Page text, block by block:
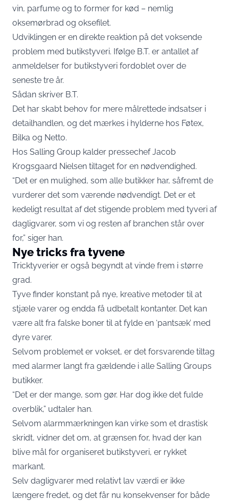
vin, parfume og to former for kød – nemlig
oksemørbrad og oksefilet.
Udviklingen er en direkte reaktion på det voksende
problem med butikstyveri. Ifølge B.T. er antallet af
anmeldelser for butikstyveri fordoblet over de
seneste tre år.
Sådan skriver B.T.
Det har skabt behov for mere målrettede indsatser i
detailhandlen, og det mærkes i hylderne hos Føtex,
Bilka og Netto.
Hos Salling Group kalder pressechef Jacob
Krogsgaard Nielsen tiltaget for en nødvendighed.
“Det er en mulighed, som alle butikker har, såfremt de
vurderer det som værende nødvendigt. Det er et
kedeligt resultat af det stigende problem med tyveri af
dagligvarer, som vi og resten af branchen står over
for,” siger han.
Nye tricks fra tyvene
Tricktyverier er også begyndt at vinde frem i større
grad.
Tyve finder konstant på nye, kreative metoder til at
stjæle varer og endda få udbetalt kontanter. Det kan
være alt fra falske boner til at fylde en ‘pantsæk’ med
dyre varer.
Selvom problemet er vokset, er det forsvarende tiltag
med alarmer langt fra gældende i alle Salling Groups
butikker.
“Det er der mange, som gør. Har dog ikke det fulde
overblik,” udtaler han.
Selvom alarmmærkningen kan virke som et drastisk
skridt, vidner det om, at grænsen for, hvad der kan
blive mål for organiseret butikstyveri, er rykket
markant.
Selv dagligvarer med relativt lav værdi er ikke
længere fredet, og det får nu konsekvenser for både